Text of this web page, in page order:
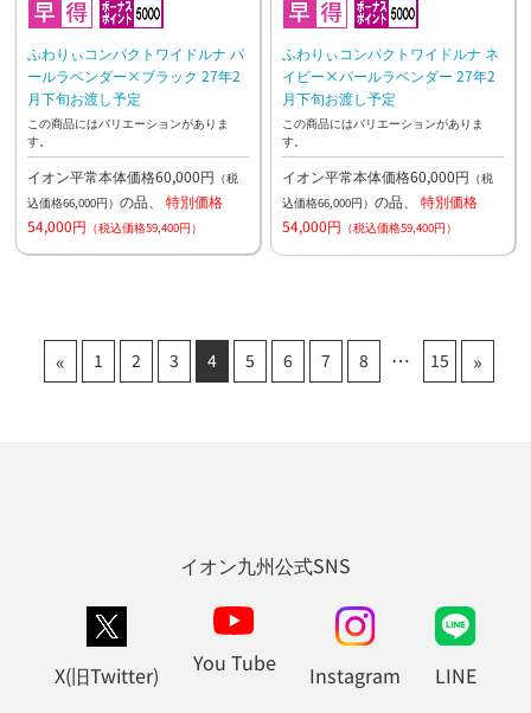
ふわりぃコンパクトワイドルナ パ
ールラベンダー×ブラック 27年2
月下旬お渡し予定
この商品にはバリエーションがありま
す。
イオン平常本体価格60,000円 （税
込価格66,000円） の品、 特別価格
54,000円 （税込価格59,400円）
ふわりぃコンパクトワイドルナ ネ
イビー×パールラベンダー 27年2
月下旬お渡し予定
この商品にはバリエーションがありま
す。
イオン平常本体価格60,000円 （税
込価格66,000円） の品、 特別価格
54,000円 （税込価格59,400円）
« 1 2 3 4 5 6 7 8 15 »
イオン九州公式SNS
X(旧Twitter) You Tube Instagram LINE